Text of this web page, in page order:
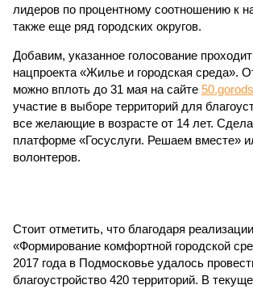
лидеров по процентному соотношению к
также еще ряд городских округов.
Добавим, указанное голосование
нацпроекта «Жилье и городская среда».
можно вплоть до 31 мая на сайте
участие в выборе территорий для
все желающие в возрасте от 14 лет.
платформе «Госуслуги. Решаем вместе»
волонтеров.
Стоит отметить, что благодаря
«Формирование комфортной городской
2017 года в Подмосковье удалось
благоустройство 420 территорий. В